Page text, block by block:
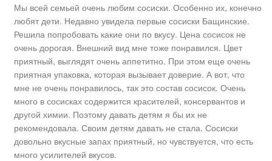
Мы всей семьей очень любим сосиски. Особенно их, конечно
любят дети. Недавно увидела первые сосиски Бащинские.
Решила попробовать какие они по вкусу. Цена сосисок не
очень дорогая. Внешний вид мне тоже понравился. Цвет
приятный, выглядят очень аппетитно. При этом еще очень
приятная упаковка, которая вызывает доверие. А вот, что
мне не очень понравилось, так это состав сосисок. Очень
много в сосисках содержится красителей, консервантов и
другой химии. Поэтому давать детям я бы их не
рекомендовала. Своим детям давать не стала. Сосиски
довольно вкусные запах приятный, но чувствуется, что есть
много усилителей вкусов.